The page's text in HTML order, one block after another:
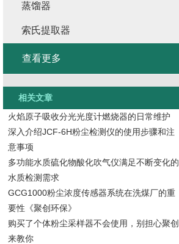
蒸馏器
索氏提取器
查看更多
相关文章
火焰原子吸收分光光度计燃烧器的日常维护
深入介绍JCF-6H粉尘检测仪的使用步骤和注
意事项
多功能水质硫化物酸化吹气仪满足不断变化的
水质检测需求
GCG1000粉尘浓度传感器系统在洗煤厂的重
要性《聚创环保》
购买了个体粉尘采样器不会使用，别担心聚创
来教你